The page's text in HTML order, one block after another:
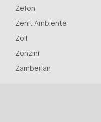
Zefon
Zenit Ambiente
Zoll
Zonzini
Zamberlan